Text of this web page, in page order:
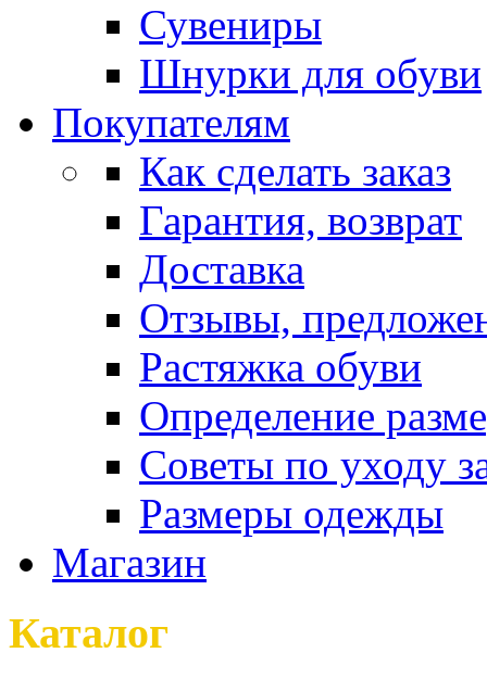
Сувениры
Шнурки для обуви
Покупателям
Как сделать заказ
Гарантия, возврат
Доставка
Отзывы,
Растяжка обуви
Определение
Советы по уходу
Размеры одежды
Магазин
Каталог